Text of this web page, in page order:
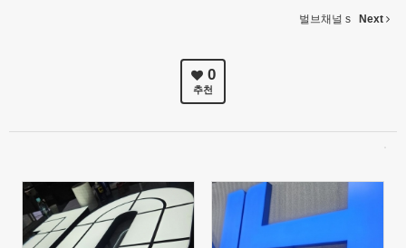
벌브채널 s Next
0
추천
56